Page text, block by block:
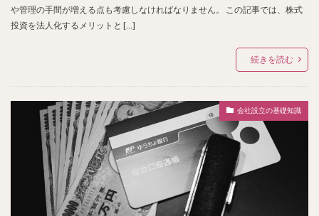
や管理の手間が増える点も考慮しなければなりません。 この記事では、株式
投資を法人化するメリットと […]
続きを読む
会社設立の基礎知識